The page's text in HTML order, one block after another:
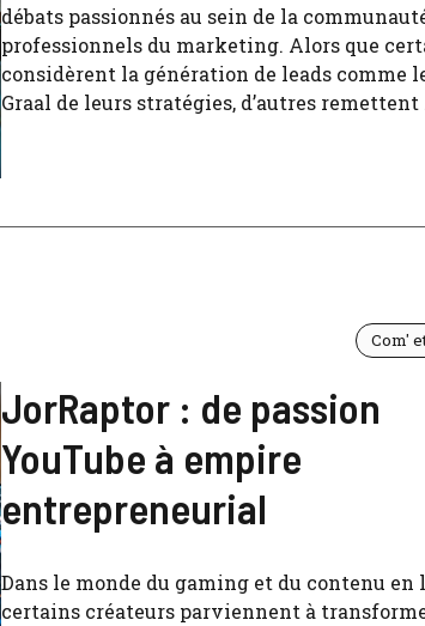
débats passionnés au sein de la
professionnels du marketing. Alors que
considèrent la génération de leads comme
Graal de leurs stratégies, d’autres remettent
Com'
JorRaptor : de passion
YouTube à empire
entrepreneurial
Dans le monde du gaming et du contenu en
certains créateurs parviennent à